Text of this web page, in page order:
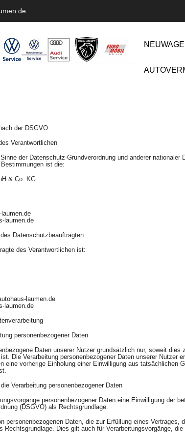
der DSGVO
Verantwortlichen
der Datenschutz-Grundverordnung und anderer
ist die:
& Co. KG
laumen.de
Datenschutzbeauftragten
des Verantwortlichen ist:
laumen.de
laumen.de
personenbezogener Daten
Daten unserer Nutzer grundsätzlich nur, soweit
Die Verarbeitung personenbezogener Daten unserer
eine vorherige Einholung einer Einwilligung aus tatsächlichen
Verarbeitung personenbezogener Daten
personenbezogener Daten eine Einwilligung der
(DSGVO) als Rechtsgrundlage.
personenbezogenen Daten, die zur Erfüllung eines
Rechtsgrundlage. Dies gilt auch für Verarbeitungsvorgänge,